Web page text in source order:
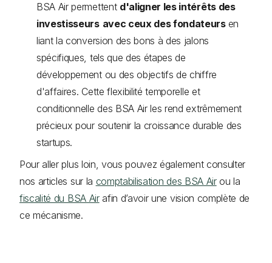
BSA Air permettent d'aligner les intérêts des
investisseurs avec ceux des fondateurs en
liant la conversion des bons à des jalons
spécifiques, tels que des étapes de
développement ou des objectifs de chiffre
d'affaires. Cette flexibilité temporelle et
conditionnelle des BSA Air les rend extrêmement
précieux pour soutenir la croissance durable des
startups.
Pour aller plus loin, vous pouvez également consulter
nos articles sur la comptabilisation des BSA Airou la
fiscalité du BSA Airafin d’avoir une vision complète de
ce mécanisme.